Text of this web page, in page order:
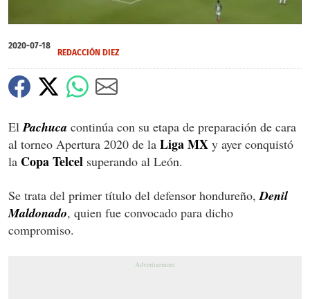
seconds
of
minutes,
1
second
2020-07-18
REDACCIÓN DIEZ
El Pachuca continúa con su etapa de preparación de cara
al torneo Apertura 2020 de la LigaMX y ayer conquistó
la Copa Telcel superando al León.
Se trata del primer título del defensor hondureño, Denil
Maldonado, quien fue convocado para dicho
compromiso.